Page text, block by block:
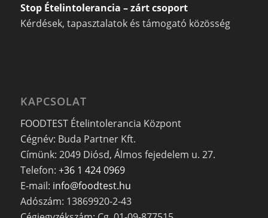
Stop Ételintolerancia – zárt csoport
Kérdések, tapasztalatok és támogató közösség
KAPCSOLAT
FOODTEST Ételintolerancia Központ
Cégnév: Buda Partner Kft.
Címünk: 2049 Diósd, Álmos fejedelem u. 27.
Telefon: +36 1 424 0969
E-mail: info@foodtest.hu
Adószám: 13869920-2-43